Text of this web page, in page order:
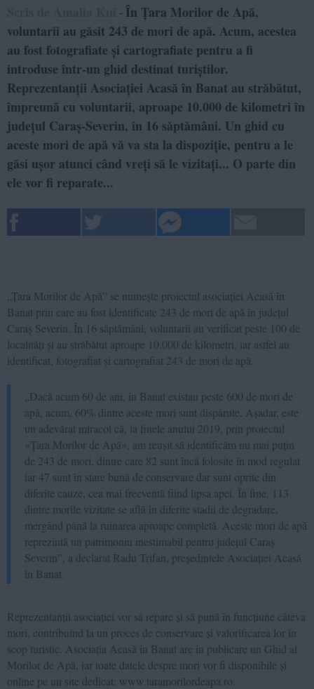
- În Țara Morilor de Apă,
voluntarii au găsit 243 de mori de apă. Acum, acestea
au fost fotografiate și cartografiate pentru a fi
introduse într-un ghid destinat turiștilor.
Reprezentanții Asociației Acasă în Banat au străbătut,
împreună cu voluntarii, aproape 10.000 de kilometri în
județul Caraș-Severin, în 16 săptămâni. Un ghid cu
aceste mori de apă vă va sta la dispoziție, pentru a le
găsi ușor atunci când vreți să le vizitați... O parte din
ele vor fi reparate...
„Țara Morilor de Apă” se numește proiectul asociației Acasă în
Banat prin care au fost identificate 243 de mori de apă în județul
Caraș Severin. În 16 săptămâni, voluntarii au verificat peste 100 de
localități și au străbătut aproape 10.000 de kilometri, iar astfel au
identificat, fotografiat și cartografiat 243 de mori de apă.
„Dacă acum 60 de ani, în Banat existau peste 600 de mori de
apă, acum, 60% dintre aceste mori sunt dispărute. Așadar, este
un adevărat miracol că, la finele anului 2019, prin proiectul
«Țara Morilor de Apă», am reușit să identificăm nu mai puțin
de 243 de mori, dintre care 82 sunt încă folosite în mod regulat
iar 47 sunt în stare bună de conservare dar sunt oprite din
diferite cauze, cea mai frecventă fiind lipsa apei. În fine, 113
dintre morile vizitate se află în diferite stadii de degradare,
mergând până la ruinarea aproape completă. Aceste mori de apă
reprezintă un patrimoniu inestimabil pentru județul Caraș
Severin”, a declarat Radu Trifan, președintele Asociației Acasă
în Banat.
Reprezentanții asociației vor să repare și să pună în funcțiune câteva
mori, contribuind la un proces de conservare și valorificarea lor în
scop turistic. Asociația Acasă în Banat are în publicare un Ghid al
Morilor de Apă, iar toate datele despre mori vor fi disponibile și
online pe un site dedicat: www.taramorilordeapa.ro.